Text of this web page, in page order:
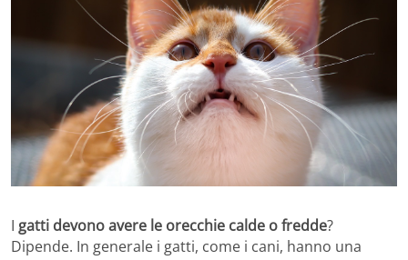
I gatti devono avere le orecchie calde o fredde?
Dipende. In generale i gatti, come i cani, hanno una